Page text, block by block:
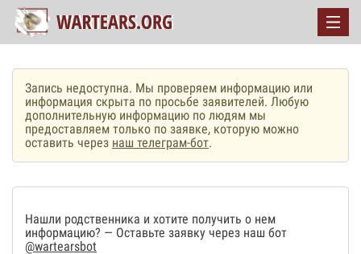
Запись недоступна. Мы проверяем информацию или
информация скрыта по просьбе заявителей. Любую
дополнительную информацию по людям мы
предоставляем только по заявке, которую можно
оставить через наш телеграм-бот.
Нашли родственника и хотите получить о нем
информацию? — Оставьте заявку через наш бот
@wartearsbot